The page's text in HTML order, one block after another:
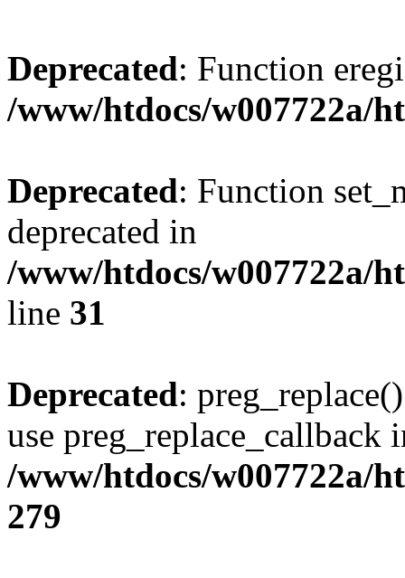
Deprecated: Function
/www/htdocs/w007722a/
Deprecated: Function
deprecated in
/www/htdocs/w007722a/
line 31
Deprecated:
use preg_replace_callback
/www/htdocs/w007722a/
279